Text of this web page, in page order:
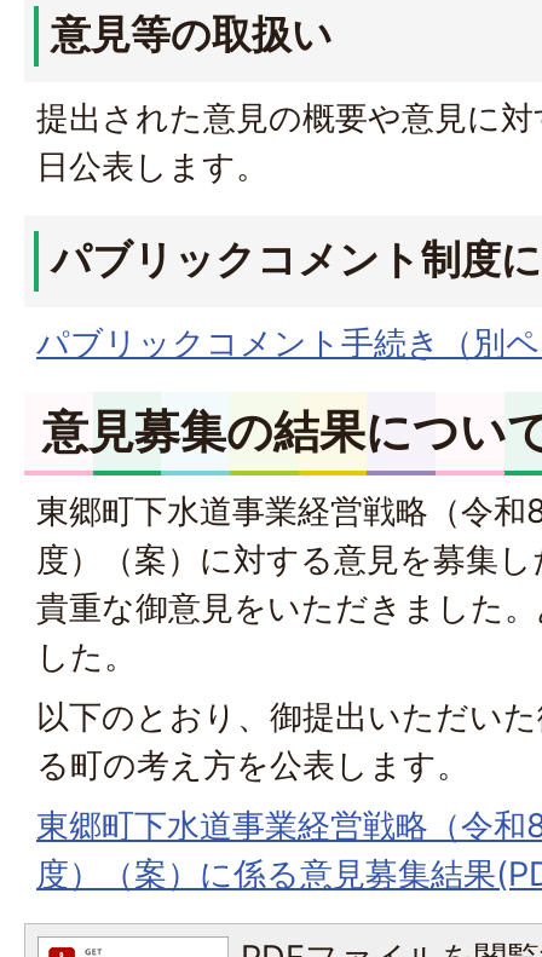
意見等の取扱い
提出された意見の概要や意見に
日公表します。
パブリックコメント制度
パブリックコメント手続き（別
意見募集の結果につい
東郷町下水道事業経営戦略（令
度）（案）に対する意見を募集
貴重な御意見をいただきました
した。
以下のとおり、御提出いただい
る町の考え方を公表します。
東郷町下水道事業経営戦略（令
度）（案）に係る意見募集結果